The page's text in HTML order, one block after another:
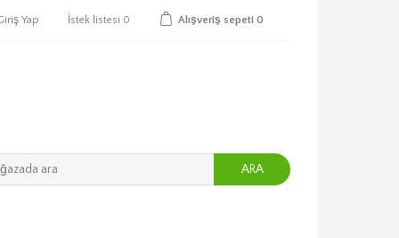
Yap İstek listesi 0 Alışveriş sepeti 0
ARA